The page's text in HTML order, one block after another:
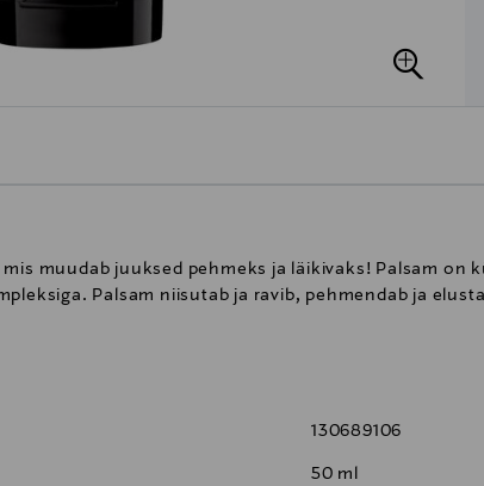
muudab juuksed pehmeks ja läikivaks! Palsam on
Palsam niisutab ja ravib, pehmendab ja
130689106
50 ml